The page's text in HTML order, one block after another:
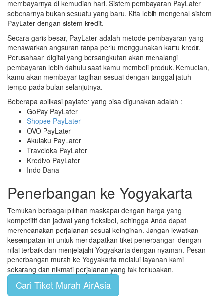
membayarnya di kemudian hari. Sistem pembayaran PayLater
sebenarnya bukan sesuatu yang baru. Kita lebih mengenal sistem
PayLater dengan sistem kredit.
Secara garis besar, PayLater adalah metode pembayaran yang
menawarkan angsuran tanpa perlu menggunakan kartu kredit.
Perusahaan digital yang bersangkutan akan menalangi
pembayaran lebih dahulu saat kamu membeli produk. Kemudian,
kamu akan membayar tagihan sesuai dengan tanggal jatuh
tempo pada bulan selanjutnya.
Beberapa aplikasi paylater yang bisa digunakan adalah :
GoPay PayLater
Shopee PayLater
OVO PayLater
Akulaku PayLater
Traveloka PayLater
Kredivo PayLater
Indo Dana
Penerbangan ke Yogyakarta
Temukan berbagai pilihan maskapai dengan harga yang
kompetitif dan jadwal yang fleksibel, sehingga Anda dapat
merencanakan perjalanan sesuai keinginan. Jangan lewatkan
kesempatan ini untuk mendapatkan tiket penerbangan dengan
nilai terbaik dan menjelajahi Yogyakarta dengan nyaman. Pesan
penerbangan murah ke Yogyakarta melalui layanan kami
sekarang dan nikmati perjalanan yang tak terlupakan.
Cari Tiket Murah AirAsia